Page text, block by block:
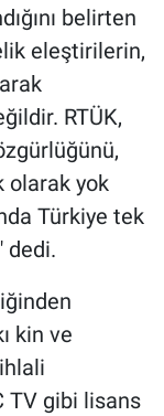
belirten
eleştirilerin,
RTÜK,
olarak yok
Türkiye tek
dedi.
kin ve
TV gibi lisans